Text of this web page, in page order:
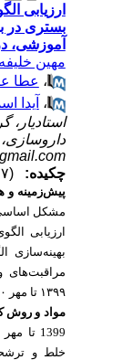
ارزیابی
بستری در
آموزشی،
مهین
،عطا
،آیدا
استادیار،
داروسازی،
چکیده:
پیش‌زمینه و
مشکل اساسی
ارزیابی
بهینه‌سازی
مراقبت‌های
۱۳۹۹ تا مهر ۱۴۰۰ طراحی و اجرا شده است.
مواد و روش
خلط و